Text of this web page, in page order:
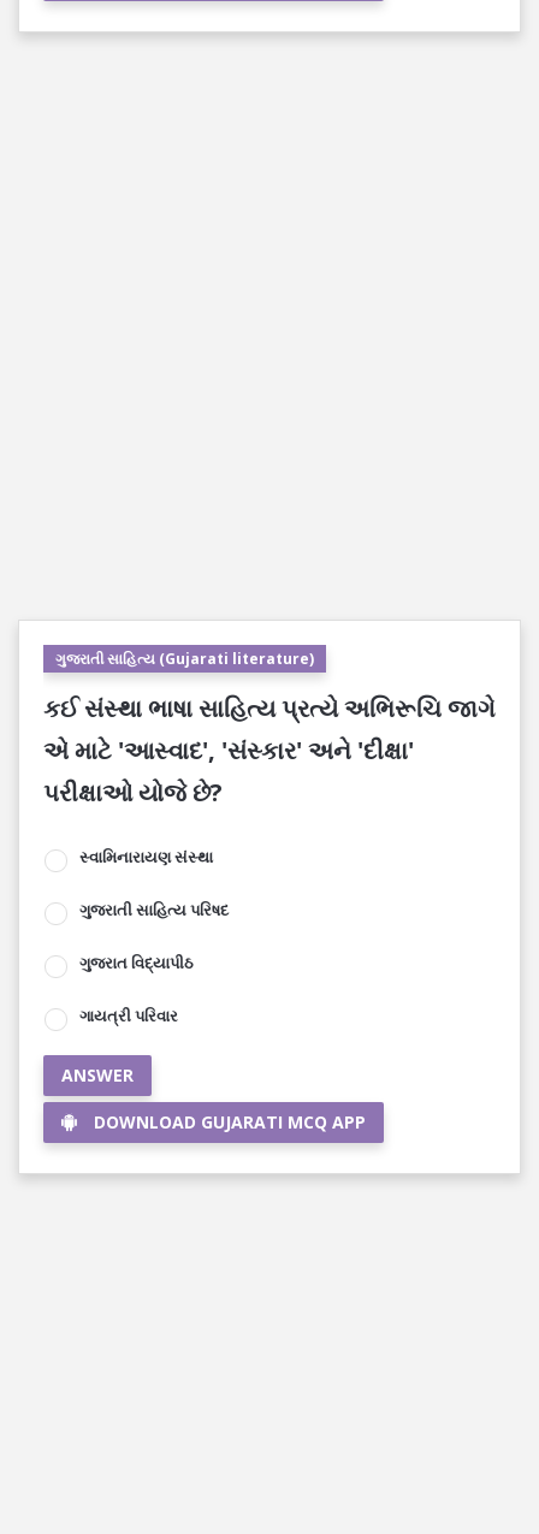
ગુજરાતી સાહિત્ય (Gujarati literature)
કઈ સંસ્થા ભાષા સાહિત્ય પ્રત્યે અભિરૂચિ જાગે
એ માટે 'આસ્વાદ', 'સંસ્કાર' અને 'દીક્ષા'
પરીક્ષાઓ યોજે છે?
સ્વામિનારાયણ સંસ્થા
ગુજરાતી સાહિત્ય પરિષદ
ગુજરાત વિદ્યાપીઠ
ગાયત્રી પરિવાર
ANSWER
DOWNLOAD GUJARATI MCQ APP